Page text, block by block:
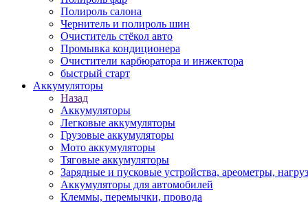
Полироль салона
Чернитель и полироль шин
Очиститель стёкол авто
Промывка кондиционера
Очистители карбюратора и инжектора
быстрый старт
Аккумуляторы
Назад
Аккумуляторы
Легковые аккумуляторы
Грузовые аккумуляторы
Мото аккумуляторы
Тяговые аккумуляторы
Зарядные и пусковые устройства, ареометры,
Аккумуляторы для автомобилей
Клеммы, перемычки, провода